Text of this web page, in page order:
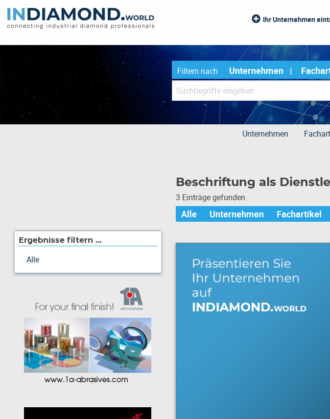
Ihr Unternehmen
Filtern nach Unternehmen
Unternehmen
Beschriftung als
3 Einträge gefunden
Alle Unternehmen Fachartikel
Ergebnisse filtern …
Alle